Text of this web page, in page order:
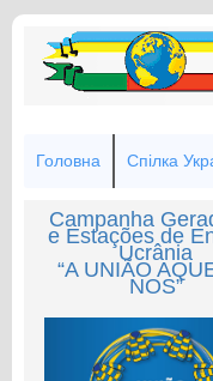
Головна Спілка
Campanha
e Estações de
Ucrânia
“A UNIÃO
NOS”